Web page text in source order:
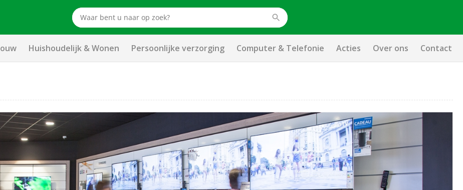
Huishoudelijk & Wonen Persoonlijke verzorging Computer & Telefonie Acties Over ons Contact